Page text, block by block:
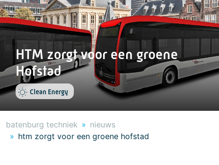
HTM zorgt voor een groene
Hofstad
Clean Energy
batenburg techniek
nieuws
htm zorgt voor een groene hofstad